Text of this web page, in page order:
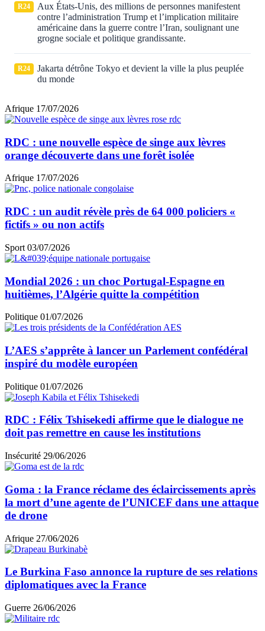
R24
Aux États‑Unis, des millions de personnes manifestent
contre l’administration Trump et l’implication militaire
américaine dans la guerre contre l’Iran, soulignant une
grogne sociale et politique grandissante.
R24
Jakarta détrône Tokyo et devient la ville la plus peuplée
du monde
Afrique 17/07/2026
RDC : une nouvelle espèce de singe aux lèvres
orange découverte dans une forêt isolée
Afrique 17/07/2026
RDC : un audit révèle près de 64 000 policiers «
fictifs » ou non actifs
Sport 03/07/2026
Mondial 2026 : un choc Portugal-Espagne en
huitièmes, l’Algérie quitte la compétition
Politique 01/07/2026
L’AES s’apprête à lancer un Parlement confédéral
inspiré du modèle européen
Politique 01/07/2026
RDC : Félix Tshisekedi affirme que le dialogue ne
doit pas remettre en cause les institutions
Insécurité 29/06/2026
Goma : la France réclame des éclaircissements après
la mort d’une agente de l’UNICEF dans une attaque
de drone
Afrique 27/06/2026
Le Burkina Faso annonce la rupture de ses relations
diplomatiques avec la France
Guerre 26/06/2026